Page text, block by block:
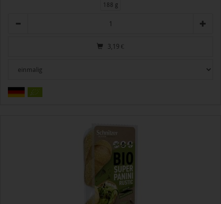
188 g
3,19 €